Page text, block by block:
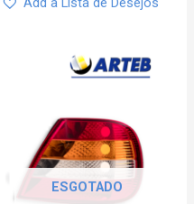
ESGOTADO